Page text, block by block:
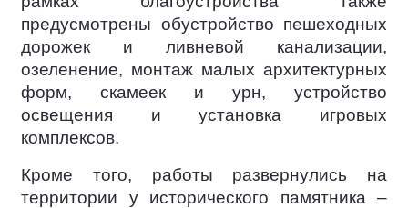
предусмотрены обустройство пешеходных
дорожек и ливневой канализации,
озеленение, монтаж малых архитектурных
форм, скамеек и урн, устройство
освещения и установка игровых
комплексов.
Кроме того, работы развернулись на
территории у исторического памятника –